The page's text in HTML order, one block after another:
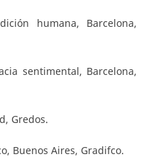
humana, Barcelona,
sentimental, Barcelona,
Gredos.
Buenos Aires, Gradifco.